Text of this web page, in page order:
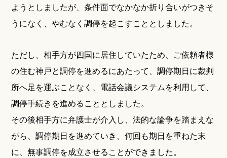
ようとしましたが、条件面でなかなか折り合いがつきそ
うになく、やむなく調停を起こすこととしました。
ただし、相手方が四国に居住していたため、ご依頼者様
の住む神戸と調停を進めるにあたって、調停期日に裁判
所へ足を運ぶことなく、電話会議システムを利用して、
調停手続きを進めることとしました。
その後相手方に弁護士が介入し、法的な論争を踏まえな
がら、調停期日を進めていき、何回も期日を重ねた末
に、無事調停を成立させることができました。